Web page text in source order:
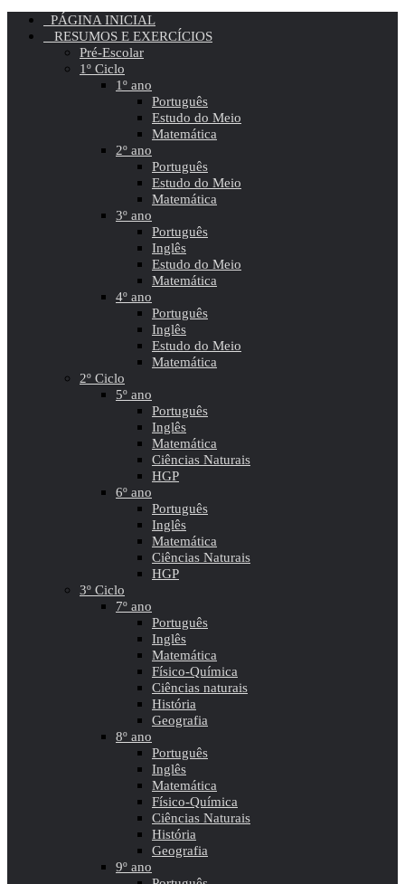
PÁGINA INICIAL
RESUMOS E EXERCÍCIOS
Pré-Escolar
1º Ciclo
1º ano
Português
Estudo do Meio
Matemática
2º ano
Português
Estudo do Meio
Matemática
3º ano
Português
Inglês
Estudo do Meio
Matemática
4º ano
Português
Inglês
Estudo do Meio
Matemática
2º Ciclo
5º ano
Português
Inglês
Matemática
Ciências Naturais
HGP
6º ano
Português
Inglês
Matemática
Ciências Naturais
HGP
3º Ciclo
7º ano
Português
Inglês
Matemática
Físico-Química
Ciências naturais
História
Geografia
8º ano
Português
Inglês
Matemática
Físico-Química
Ciências Naturais
História
Geografia
9º ano